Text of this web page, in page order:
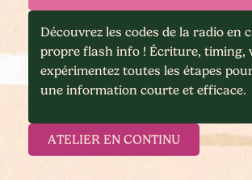
Découvrez les codes de la radio en
propre flash info ! Écriture, timing,
expérimentez toutes les étapes
une information courte et efficace.
ATELIER EN CONTINU